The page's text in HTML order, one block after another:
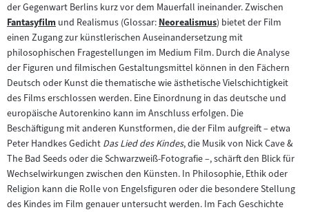
der Gegenwart Berlins kurz vor dem Mauerfall ineinander. Zwischen
Zum
Inhalt:
Fantasyfilm und Realismus (Glossar:Zum
Inhalt:
Neorealismus) bietet der Film
einen Zugang zur künstlerischen Auseinandersetzung mit
philosophischen Fragestellungen im Medium Film. Durch die Analyse
der Figuren und filmischen Gestaltungsmittel können in den Fächern
Deutsch oder Kunst die thematische wie ästhetische Vielschichtigkeit
des Films erschlossen werden. Eine Einordnung in das deutsche und
europäische Autorenkino kann im Anschluss erfolgen. Die
Beschäftigung mit anderen Kunstformen, die der Film aufgreift – etwa
Peter Handkes Gedicht Das Lied des Kindes, die Musik von Nick Cave &
The Bad Seeds oder die Schwarzweiß-Fotografie –, schärft den Blick für
Wechselwirkungen zwischen den Künsten. In Philosophie, Ethik oder
Religion kann die Rolle von Engelsfiguren oder die besondere Stellung
des Kindes im Film genauer untersucht werden. Im Fach Geschichte